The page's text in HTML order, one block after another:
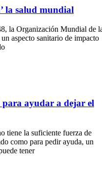
la salud mundial
la Organización Mundial de
aspecto sanitario de impacto
ayudar a dejar el
tiene la suficiente fuerza de
como para pedir ayuda, un
tener